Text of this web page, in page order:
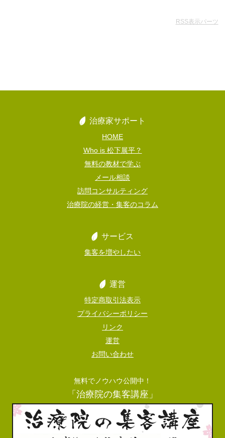
RSS表示パーツ
治療家サポート
HOME
Who is 松下展平？
無料の教材で学ぶ
メール相談
訪問コンサルティング
治療院の経営・集客のコラム
サービス
集客を増やしたい
運営
特定商取引法表示
プライバシーポリシー
リンク
運営
お問い合わせ